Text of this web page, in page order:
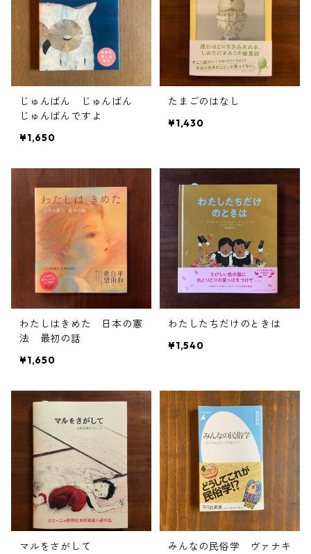
じゅんばん じゅんばん
じゅんばんですよ
¥1,650
たまごのはなし
¥1,430
わたしはきめた 日本の憲
法 最初の話
¥1,650
わたしたちだけのときは
¥1,540
マルをさがして
みんなの民俗学 ヴァナキ